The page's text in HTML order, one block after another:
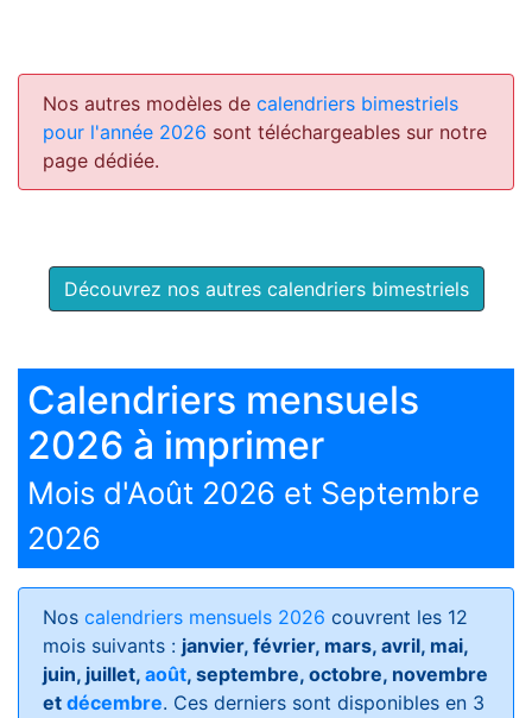
Nos autres modèles de calendriers bimestriels
pour l'année 2026 sont téléchargeables sur notre
page dédiée.
Découvrez nos autres calendriers bimestriels
Calendriers mensuels
2026 à imprimer
Mois d'Août 2026 et Septembre
2026
Nos calendriers mensuels 2026 couvrent les 12
mois suivants : janvier, février, mars, avril, mai,
juin, juillet, août, septembre, octobre, novembre
et décembre. Ces derniers sont disponibles en 3